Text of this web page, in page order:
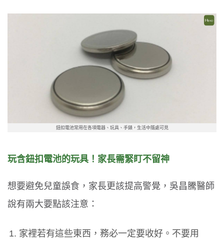
鈕扣電池常用在各項電器、玩具、手錶，生活中隨處可見
玩含鈕扣電池的玩具！家長需緊盯不留神
想要避免兒童誤食，家長更該提高警覺，吳昌騰醫師
說有兩大要點該注意：
家裡若有這些東西，務必一定要收好。不要用